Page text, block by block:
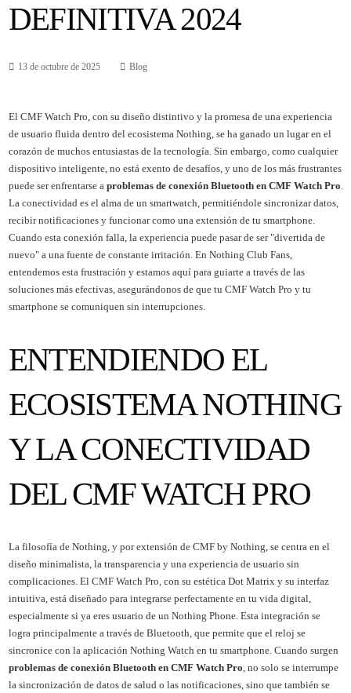
DEFINITIVA 2024
13 de octubre de 2025 Blog
El CMF Watch Pro, con su diseño distintivo y la promesa de una experiencia
de usuario fluida dentro del ecosistema Nothing, se ha ganado un lugar en el
corazón de muchos entusiastas de la tecnología. Sin embargo, como cualquier
dispositivo inteligente, no está exento de desafíos, y uno de los más frustrantes
puede ser enfrentarse a problemas de conexión Bluetooth en CMF Watch Pro
La conectividad es el alma de un smartwatch, permitiéndole sincronizar datos,
recibir notificaciones y funcionar como una extensión de tu smartphone.
Cuando esta conexión falla, la experiencia puede pasar de ser "divertida de
nuevo" a una fuente de constante irritación. En Nothing Club Fans,
entendemos esta frustración y estamos aquí para guiarte a través de las
soluciones más efectivas, asegurándonos de que tu CMF Watch Pro y tu
smartphone se comuniquen sin interrupciones.
ENTENDIENDO EL
ECOSISTEMA NOTHING
Y LA CONECTIVIDAD
DEL CMF WATCH PRO
La filosofía de Nothing, y por extensión de CMF by Nothing, se centra en el
diseño minimalista, la transparencia y una experiencia de usuario sin
complicaciones. El CMF Watch Pro, con su estética Dot Matrix y su interfaz
intuitiva, está diseñado para integrarse perfectamente en tu vida digital,
especialmente si ya eres usuario de un Nothing Phone. Esta integración se
logra principalmente a través de Bluetooth, que permite que el reloj se
sincronice con la aplicación Nothing Watch en tu smartphone. Cuando surgen
problemas de conexión Bluetooth en CMF Watch Pro , no solo se interrumpe
la sincronización de datos de salud o las notificaciones, sino que también se